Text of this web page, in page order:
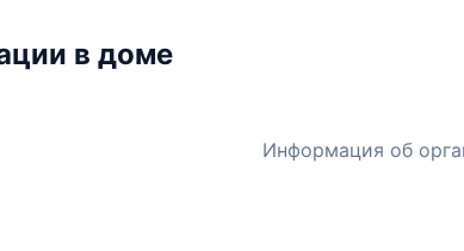
в доме
Информация об